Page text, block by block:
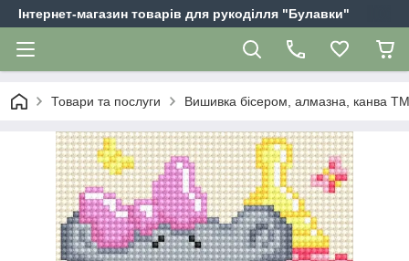
Інтернет-магазин товарів для рукоділля "Булавки"
Товари та послуги Вишивка бісером, алмазна, канва